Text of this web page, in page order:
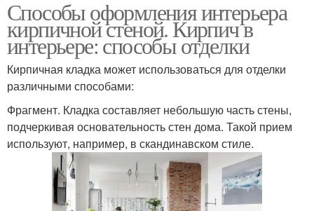
Способы оформления интерьера
кирпичной стеной. Кирпич в
интерьере: способы отделки
Кирпичная кладка может использоваться для отделки
различными способами:
Фрагмент. Кладка составляет небольшую часть стены,
подчеркивая основательность стен дома. Такой прием
используют, например, в скандинавском стиле.